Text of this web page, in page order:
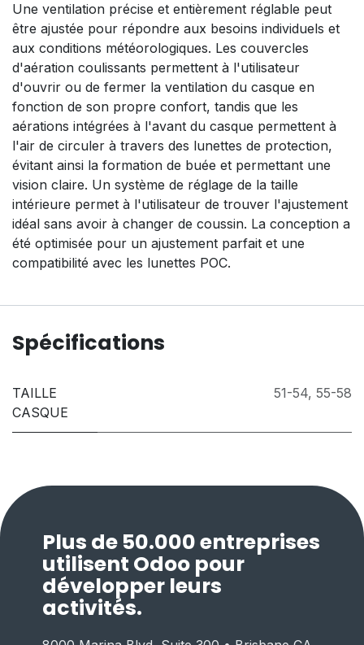
Une ventilation précise et entièrement réglable peut
être ajustée pour répondre aux besoins individuels et
aux conditions météorologiques. Les couvercles
d'aération coulissants permettent à l'utilisateur
d'ouvrir ou de fermer la ventilation du casque en
fonction de son propre confort, tandis que les
aérations intégrées à l'avant du casque permettent à
l'air de circuler à travers des lunettes de protection,
évitant ainsi la formation de buée et permettant une
vision claire. Un système de réglage de la taille
intérieure permet à l'utilisateur de trouver l'ajustement
idéal sans avoir à changer de coussin. La conception a
été optimisée pour un ajustement parfait et une
compatibilité avec les lunettes POC.
Spécifications
TAILLE
CASQUE
51-54, 55-58
Plus de 50.000 entreprises
utilisent Odoo pour
développer leurs
activités.